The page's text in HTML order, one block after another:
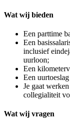
Wat wij bieden
Een parttime
Een
inclusief
uurloon;
Een
Een
Je gaat
collegialiteit
Wat wij vragen